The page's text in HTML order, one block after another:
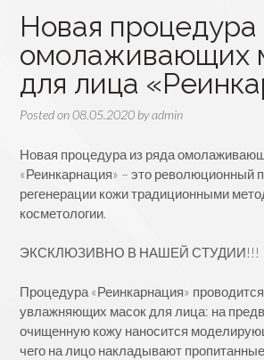
Новая процедура
омолаживающих
для лица
Posted on08.05.2020 byadmin
Новая процедура из ряда
«Реинкарнация» – это революционный
регенерации кожи традиционными
косметологии.
ЭКСКЛЮЗИВНО В НАШЕЙ СТУДИИ!!!
Процедура «Реинкарнация»
увлажняющих масок для лица: на
очищенную кожу наносится
чего на лицо накладывают